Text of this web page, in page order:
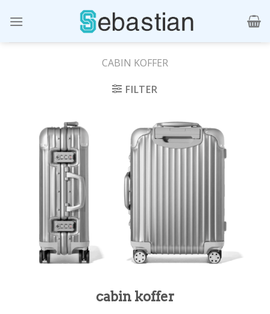
CABIN KOFFER
FILTER
cabin koffer